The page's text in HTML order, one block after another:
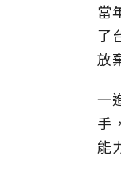
當
了
放
一
手
能